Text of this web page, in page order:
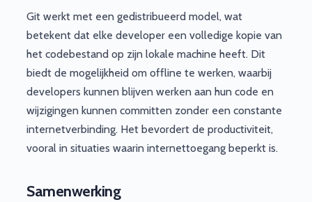
Git werkt met een gedistribueerd model, wat
betekent dat elke developer een volledige kopie van
het codebestand op zijn lokale machine heeft. Dit
biedt de mogelijkheid om offline te werken, waarbij
developers kunnen blijven werken aan hun code en
wijzigingen kunnen committen zonder een constante
internetverbinding. Het bevordert de productiviteit,
vooral in situaties waarin internettoegang beperkt is.
Samenwerking